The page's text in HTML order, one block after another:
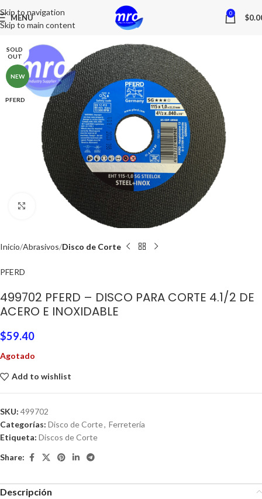
Skip to navigation
Skip to main content
MENU 0 $
SOLD
OUT
NEW
PFERD
Click to enlarge
Inicio Abrasivos Disco de Corte
PFERD
499702 PFERD – DISCO PARA CORTE 4.1/2 DE
ACERO E INOXIDABLE
$59.40
Agotado
Add to wishlist
SKU: 499702
Categorías: Disco de Corte, Ferretería
Etiqueta: Discos de Corte
Share:
Descripción